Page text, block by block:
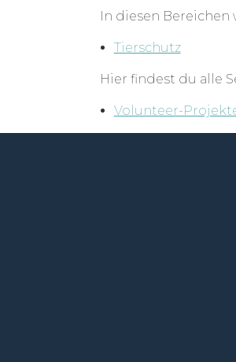
In diesen
Tierschutz
Hier findest du alle
Volunteer-